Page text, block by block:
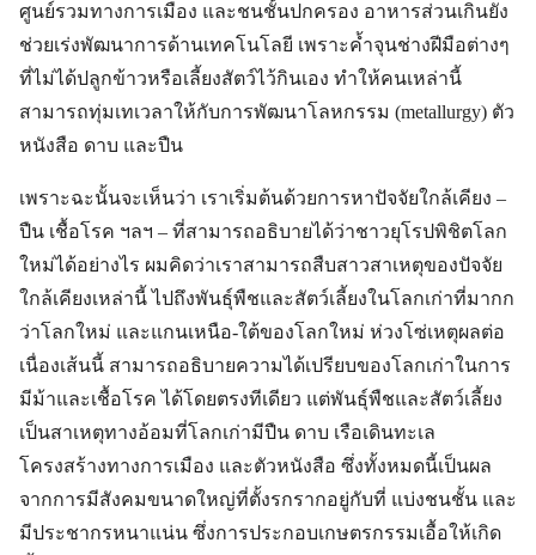
ศูนย์รวมทางการเมือง และชนชั้นปกครอง อาหารส่วนเกินยัง
ช่วยเร่งพัฒนาการด้านเทคโนโลยี เพราะค้ำจุนช่างฝีมือต่างๆ
ที่ไม่ได้ปลูกข้าวหรือเลี้ยงสัตว์ไว้กินเอง ทำให้คนเหล่านี้
สามารถทุ่มเทเวลาให้กับการพัฒนาโลหกรรม (metallurgy) ตัว
หนังสือ ดาบ และปืน
เพราะฉะนั้นจะเห็นว่า เราเริ่มต้นด้วยการหาปัจจัยใกล้เคียง –
ปืน เชื้อโรค ฯลฯ – ที่สามารถอธิบายได้ว่าชาวยุโรปพิชิตโลก
ใหม่ได้อย่างไร ผมคิดว่าเราสามารถสืบสาวสาเหตุของปัจจัย
ใกล้เคียงเหล่านี้ ไปถึงพันธุ์พืชและสัตว์เลี้ยงในโลกเก่าที่มากก
ว่าโลกใหม่ และแกนเหนือ-ใต้ของโลกใหม่ ห่วงโซ่เหตุผลต่อ
เนื่องเส้นนี้ สามารถอธิบายความได้เปรียบของโลกเก่าในการ
มีม้าและเชื้อโรค ได้โดยตรงทีเดียว แต่พันธุ์พืชและสัตว์เลี้ยง
เป็นสาเหตุทางอ้อมที่โลกเก่ามีปืน ดาบ เรือเดินทะเล
โครงสร้างทางการเมือง และตัวหนังสือ ซึ่งทั้งหมดนี้เป็นผล
จากการมีสังคมขนาดใหญ่ที่ตั้งรกรากอยู่กับที่ แบ่งชนชั้น และ
มีประชากรหนาแน่น ซึ่งการประกอบเกษตรกรรมเอื้อให้เกิด